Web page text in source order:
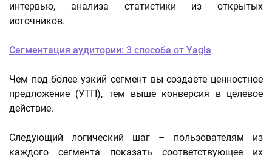
интервью, анализа статистики из открытых
источников.
Сегментация аудитории: 3 способа от Yagla
Чем под более узкий сегмент вы создаете ценностное
предложение (УТП), тем выше конверсия в целевое
действие.
Следующий логический шаг – пользователям из
каждого сегмента показать соответствующее их